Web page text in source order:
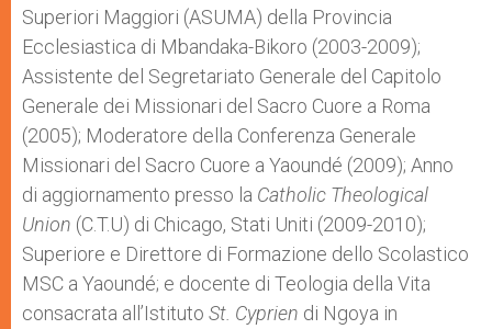
Superiori Maggiori (ASUMA) della Provincia
Ecclesiastica di Mbandaka-Bikoro (2003-2009);
Assistente del Segretariato Generale del Capitolo
Generale dei Missionari del Sacro Cuore a Roma
(2005); Moderatore della Conferenza Generale
Missionari del Sacro Cuore a Yaoundé (2009); Anno
di aggiornamento presso la Catholic Theological
Union (C.T.U) di Chicago, Stati Uniti (2009-2010);
Superiore e Direttore di Formazione dello Scolastico
MSC a Yaoundé; e docente di Teologia della Vita
consacrata all’Istituto St. Cyprien di Ngoya in